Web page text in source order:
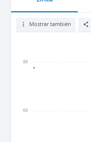
Mostrar también
69
96